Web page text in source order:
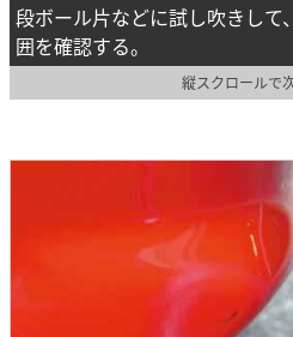
段ボール片などに試し吹きして
囲を確認する。
縦スクロールで